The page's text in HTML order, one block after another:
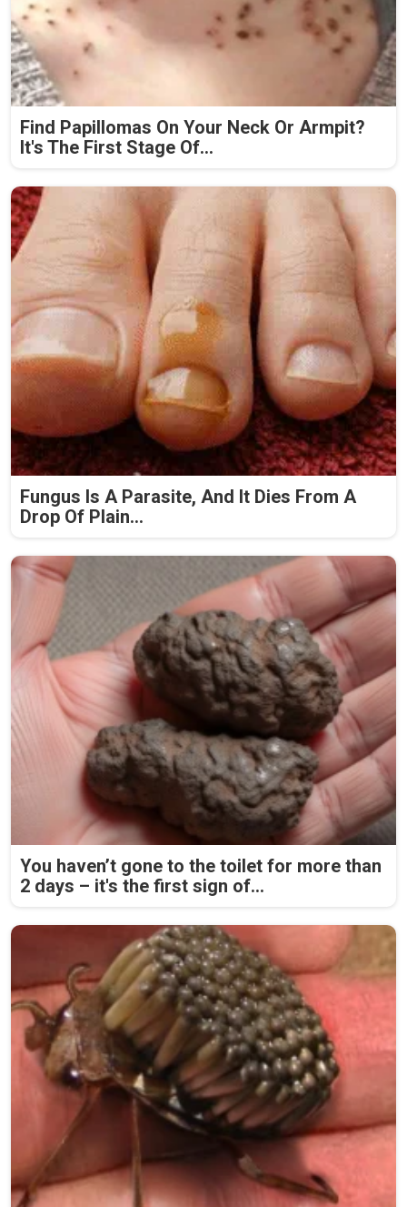
Find Papillomas On Your Neck Or Armpit?
It's The First Stage Of...
Fungus Is A Parasite, And It Dies From A
Drop Of Plain...
You haven’t gone to the toilet for more than
2 days – it's the first sign of...